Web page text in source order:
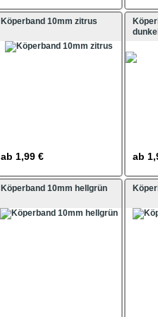
Köperband 10mm zitrus
ab 1,99 € ab
Köperband 10mm hellgrün